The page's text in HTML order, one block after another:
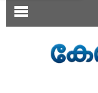
SECTIONS